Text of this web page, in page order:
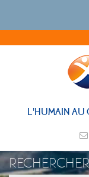
L'HUMAIN AU